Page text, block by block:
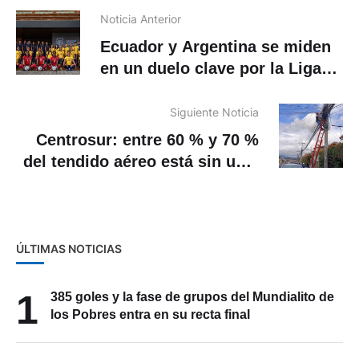
Noticia Anterior
Ecuador y Argentina se miden
en un duelo clave por la Liga
Siguiente Noticia
Centrosur: entre 60 % y 70 %
del tendido aéreo está sin uso,
ÚLTIMAS NOTICIAS
1
385 goles y la fase de grupos del Mundialito de
los Pobres entra en su recta final